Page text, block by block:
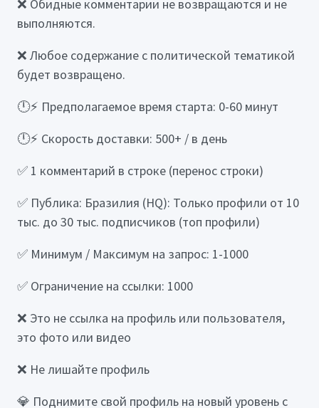
❌ Обидные комментарии не возвращаются и не
выполняются.
❌ Любое содержание с политической тематикой
будет возвращено.
🕛⚡ Предполагаемое время старта: 0-60 минут
🕛⚡ Скорость доставки: 500+ / в день
✅ 1 комментарий в строке (перенос строки)
✅ Публика: Бразилия (HQ): Только профили от 10
тыс. до 30 тыс. подписчиков (топ профили)
✅ Минимум / Максимум на запрос: 1-1000
✅ Ограничение на ссылки: 1000
❌ Это не ссылка на профиль или пользователя,
это фото или видео
❌ Не лишайте профиль
💎 Поднимите свой профиль на новый уровень с